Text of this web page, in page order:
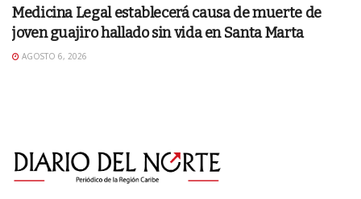
Medicina Legal establecerá causa de muerte de
joven guajiro hallado sin vida en Santa Marta
AGOSTO 6, 2026